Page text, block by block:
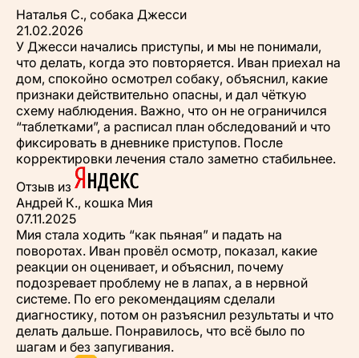
Наталья С., собака Джесси
21.02.2026
У Джесси начались приступы, и мы не понимали,
что делать, когда это повторяется. Иван приехал на
дом, спокойно осмотрел собаку, объяснил, какие
признаки действительно опасны, и дал чёткую
схему наблюдения. Важно, что он не ограничился
“таблетками”, а расписал план обследований и что
фиксировать в дневнике приступов. После
корректировки лечения стало заметно стабильнее.
Отзыв из
Андрей К., кошка Мия
07.11.2025
Мия стала ходить “как пьяная” и падать на
поворотах. Иван провёл осмотр, показал, какие
реакции он оценивает, и объяснил, почему
подозревает проблему не в лапах, а в нервной
системе. По его рекомендациям сделали
диагностику, потом он разъяснил результаты и что
делать дальше. Понравилось, что всё было по
шагам и без запугивания.